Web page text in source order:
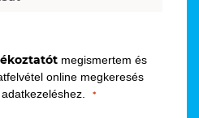
megismertem és
online megkeresés